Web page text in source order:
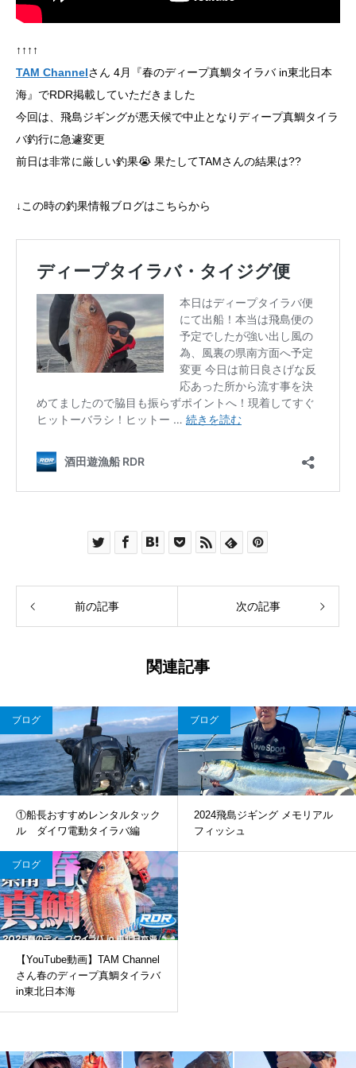
↑↑↑↑
TAM Channelさん 4月『春のディープ真鯛タイラバ in東北日本
海』でRDR掲載していただきました
今回は、飛島ジギングが悪天候で中止となりディープ真鯛タイラ
バ釣行に急遽変更
前日は非常に厳しい釣果😭 果たしてTAMさんの結果は??
↓この時の釣果情報ブログはこちらから
前の記事 次の記事
関連記事
ブログ
①船長おすすめレンタルタック
ル ダイワ電動タイラバ編
ブログ
2024飛島ジギング メモリアル
フィッシュ
ブログ
【YouTube動画】TAM Channel
さん春のディープ真鯛タイラバ
in東北日本海